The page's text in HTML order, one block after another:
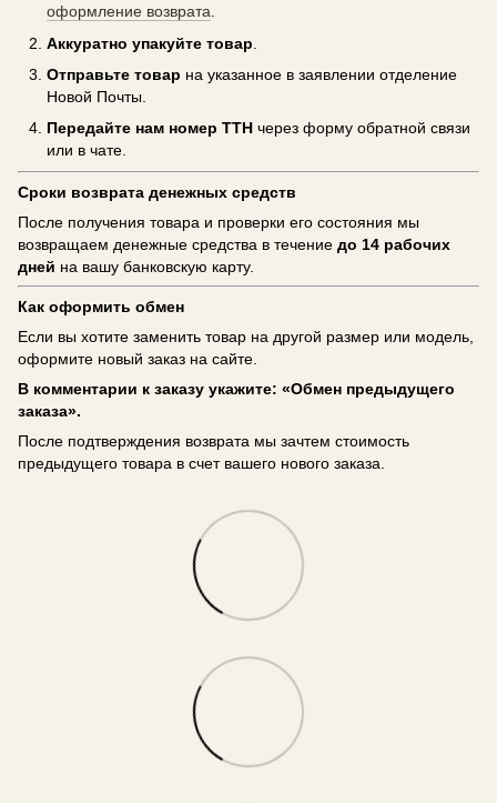
оформление возврата
Аккуратно упакуйте товар
Отправьте товар на указанное в заявлении отделение
Новой Почты.
Передайте нам номер ТТН через форму обратной связи
или в чате.
Сроки возврата денежных средств
После получения товара и проверки его состояния мы
возвращаем денежные средства в течение до 14 рабочих
дней на вашу банковскую карту.
Как оформить обмен
Если вы хотите заменить товар на другой размер или модель,
оформите новый заказ на сайте.
В комментарии к заказу укажите: «Обмен предыдущего
заказа».
После подтверждения возврата мы зачтем стоимость
предыдущего товара в счет вашего нового заказа.